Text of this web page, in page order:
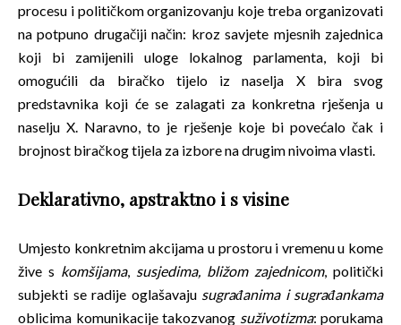
procesu i političkom organizovanju koje treba organizovati
na potpuno drugačiji način: kroz savjete mjesnih zajednica
koji bi zamijenili uloge lokalnog parlamenta, koji bi
omogućili da biračko tijelo iz naselja X bira svog
predstavnika koji će se zalagati za konkretna rješenja u
naselju X. Naravno, to je rješenje koje bi povećalo čak i
brojnost biračkog tijela za izbore na drugim nivoima vlasti.
Deklarativno, apstraktno i s visine
Umjesto konkretnim akcijama u prostoru i vremenu u kome
žive s komšijama, susjedima, bližom zajednicom, politički
subjekti se radije oglašavaju sugrađanima i sugrađankama
oblicima komunikacije takozvanog suživotizma: porukama